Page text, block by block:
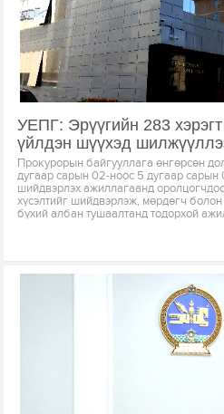
УЕПГ: Эрүүгийн 283
үйлдэн шүүхэд
Прокурорын байгууллага өнгөрсөн
дугаар сарын 02-ноос 5 дугаар сарын
шийдвэрлэх ажиллагаанд
хүсэлтийг шийдвэрлэж, мөрдөгч болон
бүхий албан тушаалтанд тодорхой